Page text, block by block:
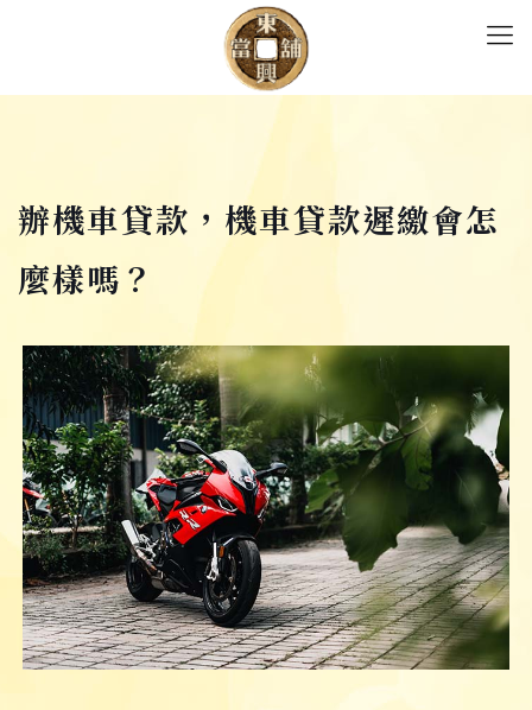
辦機車貸款，機車貸款遲繳會怎
麼樣嗎？